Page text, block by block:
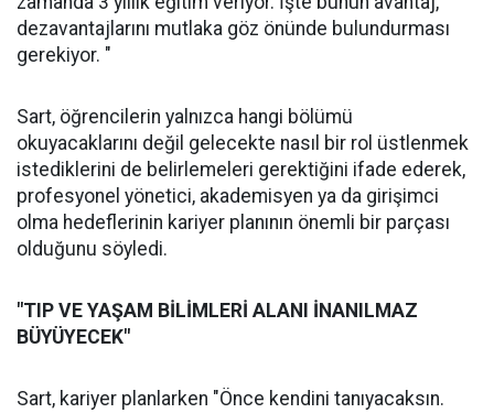
dezavantajlarını mutlaka göz önünde bulundurması
gerekiyor. "
Sart, öğrencilerin yalnızca hangi bölümü
okuyacaklarını değil gelecekte nasıl bir rol üstlenmek
istediklerini de belirlemeleri gerektiğini ifade ederek,
profesyonel yönetici, akademisyen ya da girişimci
olma hedeflerinin kariyer planının önemli bir parçası
olduğunu söyledi.
"TIP VE YAŞAM BİLİMLERİ ALANI İNANILMAZ
BÜYÜYECEK"
Sart, kariyer planlarken "Önce kendini tanıyacaksın.